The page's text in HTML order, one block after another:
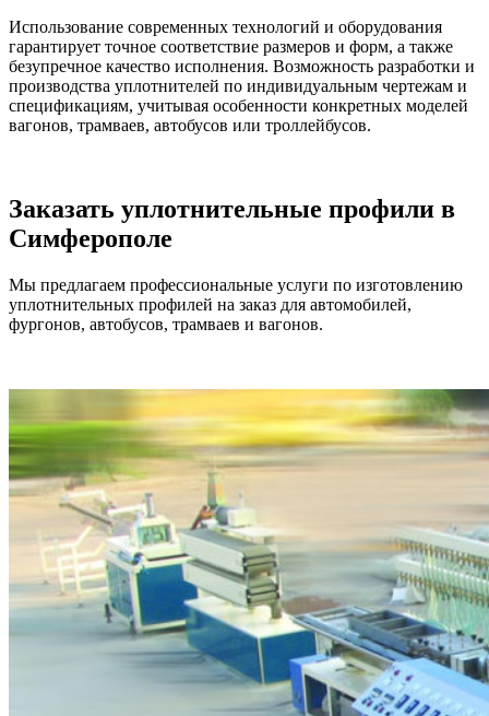
Использование современных технологий и оборудования
гарантирует точное соответствие размеров и форм, а также
безупречное качество исполнения. Возможность разработки и
производства уплотнителей по индивидуальным чертежам и
спецификациям, учитывая особенности конкретных моделей
вагонов, трамваев, автобусов или троллейбусов.
Заказать уплотнительные профили в
Симферополе
Мы предлагаем профессиональные услуги по изготовлению
уплотнительных профилей на заказ для автомобилей,
фургонов, автобусов, трамваев и вагонов.